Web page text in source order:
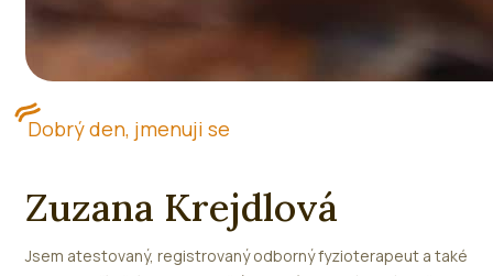
Dobrý den, jmenuji se
Zuzana Krejdlová
Jsem atestovaný, registrovaný odborný fyzioterapeut a také